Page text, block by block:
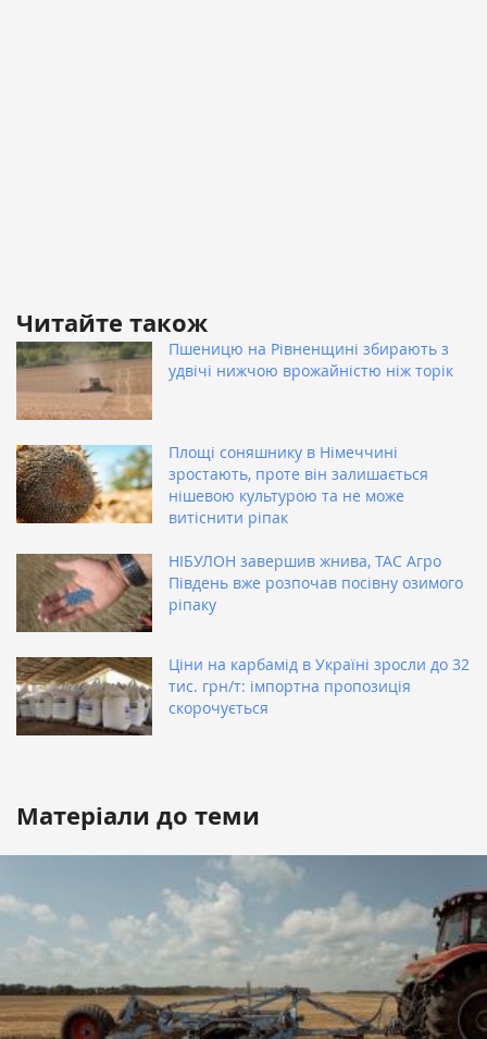
Читайте також
Пшеницю на Рівненщині збирають з
удвічі нижчою врожайністю ніж торік
Площі соняшнику в Німеччині
зростають, проте він залишається
нішевою культурою та не може
витіснити ріпак
НІБУЛОН завершив жнива, ТАС Агро
Південь вже розпочав посівну озимого
ріпаку
Ціни на карбамід в Україні зросли до 32
тис. грн/т: імпортна пропозиція
скорочується
Матеріали до теми